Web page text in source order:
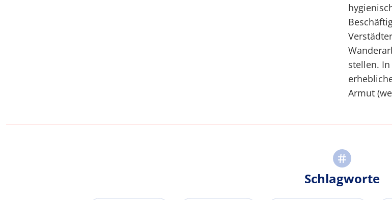
stellen.
Armut
Schlagworte